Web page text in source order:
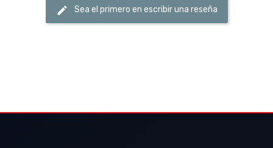
Sea el primero en escribir una reseña